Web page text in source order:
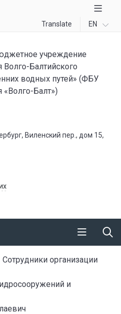
Translate EN
учреждение
Волго-Балтийского
водных путей» (ФБУ
«Волго-Балт»)
Виленский пер., дом 15,
Сотрудники организации
и